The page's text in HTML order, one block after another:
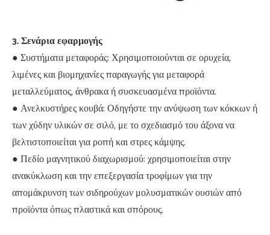
3. Σενάρια εφαρμογής
● Συστήματα μεταφοράς: Χρησιμοποιούνται σε ορυχεία,
λιμένες και βιομηχανίες παραγωγής για μεταφορά
μεταλλεύματος, άνθρακα ή συσκευασμένα προϊόντα.
● Ανελκυστήρες κουβά: Οδηγήστε την ανύψωση των κόκκων ή
των χύδην υλικών σε σιλό, με το σχεδιασμό του άξονα να
βελτιστοποιείται για ροπή και στρες κάμψης.
● Πεδίο μαγνητικού διαχωρισμού: χρησιμοποιείται στην
ανακύκλωση και την επεξεργασία τροφίμων για την
απομάκρυνση των σιδηρούχων μολυσματικών ουσιών από
προϊόντα όπως πλαστικά και σπόρους.